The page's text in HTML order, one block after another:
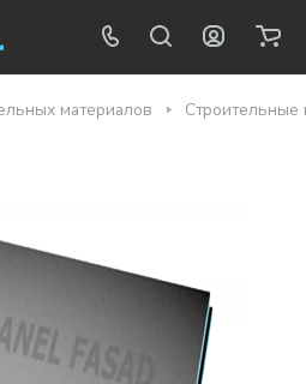
материалов Строительные